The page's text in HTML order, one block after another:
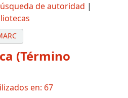
de autoridad
(Término
en: 67